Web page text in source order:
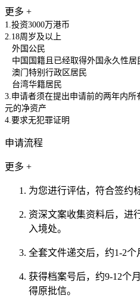
更多 +
1.投资3000万港币
2.18周岁及以上
外国公民
中国国籍且已经取得外国永久性居
澳门特别行政区居民
台湾华籍居民
3.申请者须在提出申请前的两年内
元的净资产
4.要求无犯罪证明
申请流程
更多 +
为您进行评估，符合签约
资深文案收集资料后，进
入境处。
全套文件递交后，约1-2个
获得档案号后，约9-12个
得原批信。